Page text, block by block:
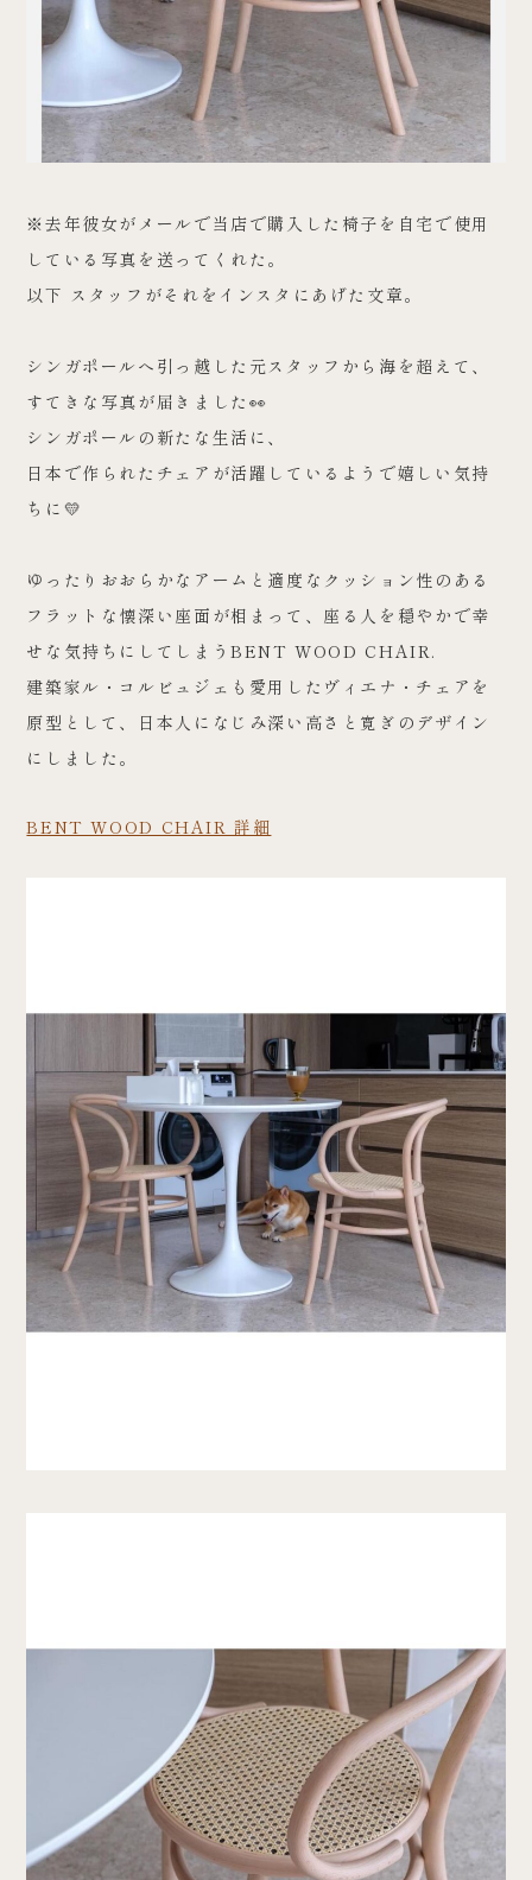
※去年彼女がメールで当店で購入した椅子を自宅で使用
している写真を送ってくれた。
以下 スタッフがそれをインスタにあげた文章。
シンガポールへ引っ越した元スタッフから海を超えて、
すてきな写真が届きました👀
シンガポールの新たな生活に、
日本で作られたチェアが活躍しているようで嬉しい気持
ちに💛
ゆったりおおらかなアームと適度なクッション性のある
フラットな懐深い座面が相まって、座る人を穏やかで幸
せな気持ちにしてしまうBENT WOOD CHAIR.
建築家ル・コルビュジェも愛用したヴィエナ・チェアを
原型として、日本人になじみ深い高さと寛ぎのデザイン
にしました。
BENT WOOD CHAIR 詳細